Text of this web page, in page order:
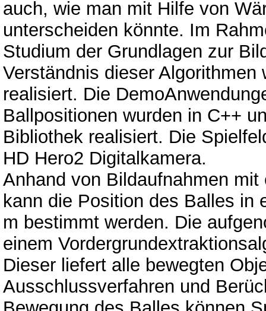
auch, wie man mit Hilfe von
unterscheiden könnte. Im
Studium der Grundlagen zur
Verständnis dieser
realisiert. Die
Ballpositionen wurden in C++
Bibliothek realisiert. Die
HD Hero2 Digitalkamera.
Anhand von Bildaufnahmen
kann die Position des Balles in
m bestimmt werden. Die
einem
Dieser liefert alle bewegten
Ausschlussverfahren und